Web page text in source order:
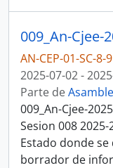
AN-CEP-01-SC-8-9
2025-07-02 -
Parte de
009_An-Cjee-
Sesion 008
Estado donde
borrador de